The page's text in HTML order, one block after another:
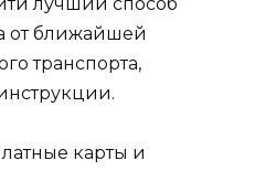
от ближайшей
транспорта,
карты и